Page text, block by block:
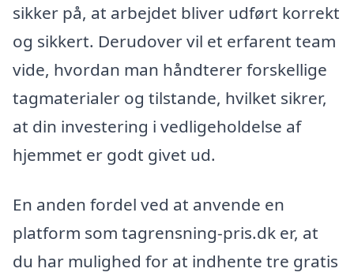
sikker på, at arbejdet bliver udført korrekt
og sikkert. Derudover vil et erfarent team
vide, hvordan man håndterer forskellige
tagmaterialer og tilstande, hvilket sikrer,
at din investering i vedligeholdelse af
hjemmet er godt givet ud.
En anden fordel ved at anvende en
platform som tagrensning-pris.dk er, at
du har mulighed for at indhente tre gratis